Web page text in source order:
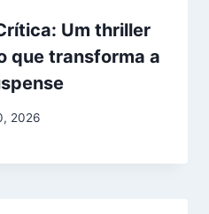
Um thriller
que transforma a
2026